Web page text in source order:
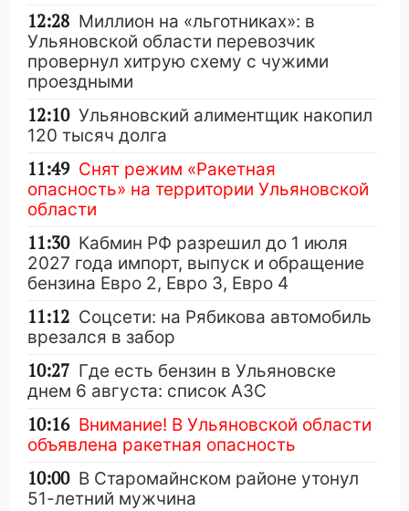
12:28 Миллион на «льготниках»: в
Ульяновской области перевозчик
провернул хитрую схему с чужими
проездными
12:10 Ульяновский алиментщик накопил
120 тысяч долга
11:49 Снят режим «Ракетная
опасность» на территории Ульяновской
области
11:30 Кабмин РФ разрешил до 1 июля
2027 года импорт, выпуск и обращение
бензина Евро 2, Евро 3, Евро 4
11:12 Соцсети: на Рябикова автомобиль
врезался в забор
10:27 Где есть бензин в Ульяновске
днем 6 августа: список АЗС
10:16 Внимание! В Ульяновской области
объявлена ракетная опасность
10:00 В Старомайнском районе утонул
51-летний мужчина